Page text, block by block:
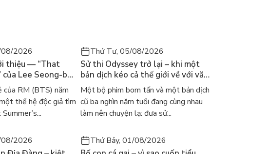
08/2026
thiệu — “That
của Lee Seong-bok
Anh sau 4 năm
của RM (BTS) năm
thế hệ độc giả tìm
Thứ Tư, 05/08/2026
Sử thi Odyssey trở lại – khi một
bản dịch kéo cả thế giới về với văn
học kinh điển
Một bộ phim bom tấn và một bản dịch
cũ ba nghìn năm tuổi đang cùng nhau
làm nên chuyện lạ: đưa sử...
08/2026 Thứ Bảy, 01/08/2026